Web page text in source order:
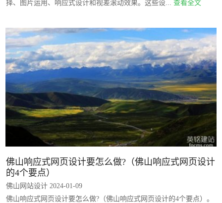
择、图片运用、响应式设计和视差滚动效果。这些设... 查看全文
佛山响应式网页设计要怎么做?（佛山响应式网页设计
的4个要点）
佛山网站设计 2024-01-09
佛山响应式网页设计要怎么做?（佛山响应式网页设计的4个要点）。